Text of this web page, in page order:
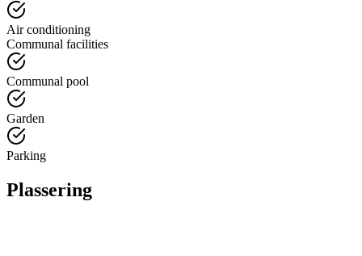
Air conditioning
Communal facilities
Communal pool
Garden
Parking
Plassering